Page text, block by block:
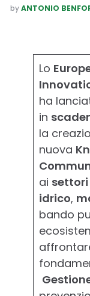
POSTED
BY
byANTONIO
Lo
ha
in
la
nuova
ai settori
idrico,
bando